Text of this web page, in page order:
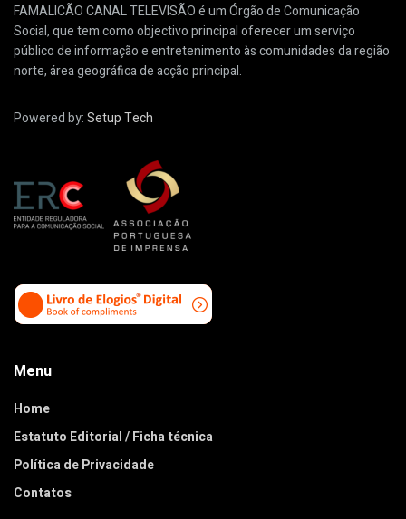
FAMALICÃO CANAL TELEVISÃO é um Órgão de Comunicação
Social, que tem como objectivo principal oferecer um serviço
público de informação e entretenimento às comunidades da região
norte, área geográfica de acção principal.
Powered by:Setup Tech
Menu
Home
Estatuto Editorial / Ficha técnica
Política de Privacidade
Contatos